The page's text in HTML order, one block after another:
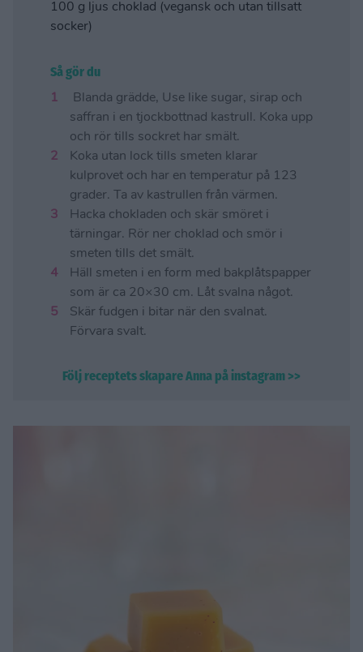
100 g ljus choklad (vegansk och utan tillsatt
socker)
Så gör du
Blanda grädde, Use like sugar, sirap och
saffran i en tjockbottnad kastrull. Koka upp
och rör tills sockret har smält.
Koka utan lock tills smeten klarar
kulprovet och har en temperatur på 123
grader. Ta av kastrullen från värmen.
Hacka chokladen och skär smöret i
tärningar. Rör ner choklad och smör i
smeten tills det smält.
Häll smeten i en form med bakplåtspapper
som är ca 20×30 cm. Låt svalna något.
Skär fudgen i bitar när den svalnat.
Förvara svalt.
Följ receptets skapare Anna på instagram >>